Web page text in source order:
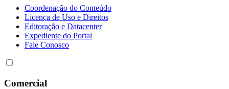
Coordenação do Conteúdo
Licença de Uso e Direitos
Editoração e Datacenter
Expediente do Portal
Fale Conosco
Comercial